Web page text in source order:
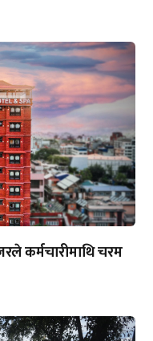
कर्मचारीमाथि चरम